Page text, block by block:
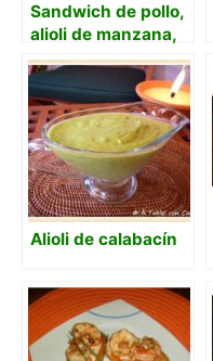
Sandwich de pollo,
alioli de manzana,
tomate, rúcula y
huevo duro.
Alioli de calabacín